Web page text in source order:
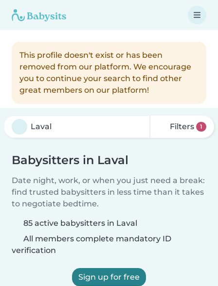
This profile doesn't exist or has been
removed from our platform. We encourage
you to continue your search to find other
great members on our platform!
Filters 1
Babysitters in Laval
Date night, work, or when you just need a break:
find trusted babysitters in less time than it takes
to negotiate bedtime.
85 active babysitters in Laval
All members complete mandatory ID
verification
Sign up for free